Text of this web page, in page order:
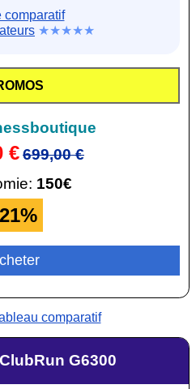
comparatif
★★★★★
€699,00 €
150€
comparatif
G6300